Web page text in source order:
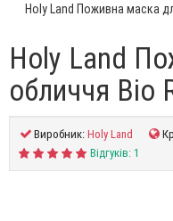
Holy Land Поживна маска
Holy Land
обличчя Bio
Виробник:Holy Land
Відгуків: 1